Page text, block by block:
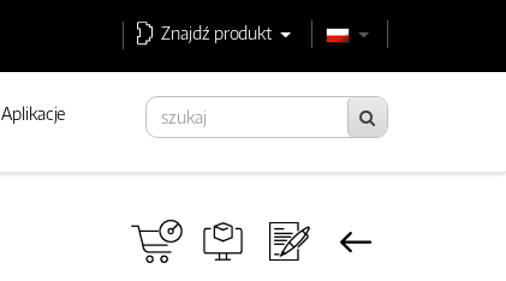
Znajdź produkt
Aplikacje